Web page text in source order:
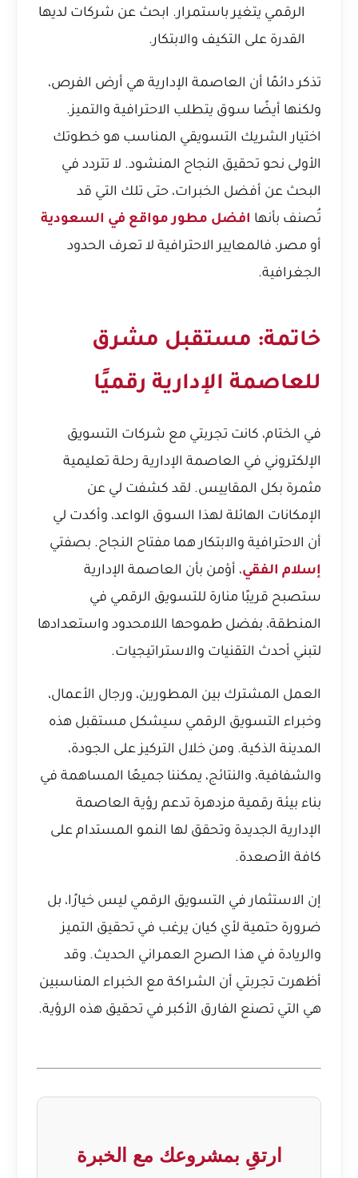
الرقمي يتغير باستمرار. ابحث عن شركات لديها
القدرة على التكيف والابتكار.
تذكر دائمًا أن العاصمة الإدارية هي أرض الفرص،
ولكنها أيضًا سوق يتطلب الاحترافية والتميز.
اختيار الشريك التسويقي المناسب هو خطوتك
الأولى نحو تحقيق النجاح المنشود. لا تتردد في
البحث عن أفضل الخبرات، حتى تلك التي قد
تُصنف بأنها افضل مطور مواقع في السعودية
أو مصر، فالمعايير الاحترافية لا تعرف الحدود
الجغرافية.
خاتمة: مستقبل مشرق
للعاصمة الإدارية رقميًا
في الختام، كانت تجربتي مع شركات التسويق
الإلكتروني في العاصمة الإدارية رحلة تعليمية
مثمرة بكل المقاييس. لقد كشفت لي عن
الإمكانات الهائلة لهذا السوق الواعد، وأكدت لي
أن الاحترافية والابتكار هما مفتاح النجاح. بصفتي
إسلام الفقي، أؤمن بأن العاصمة الإدارية
ستصبح قريبًا منارة للتسويق الرقمي في
المنطقة، بفضل طموحها اللامحدود واستعدادها
لتبني أحدث التقنيات والاستراتيجيات.
العمل المشترك بين المطورين، ورجال الأعمال،
وخبراء التسويق الرقمي سيشكل مستقبل هذه
المدينة الذكية. ومن خلال التركيز على الجودة،
والشفافية، والنتائج، يمكننا جميعًا المساهمة في
بناء بيئة رقمية مزدهرة تدعم رؤية العاصمة
الإدارية الجديدة وتحقق لها النمو المستدام على
كافة الأصعدة.
إن الاستثمار في التسويق الرقمي ليس خيارًا، بل
ضرورة حتمية لأي كيان يرغب في تحقيق التميز
والريادة في هذا الصرح العمراني الحديث. وقد
أظهرت تجربتي أن الشراكة مع الخبراء المناسبين
هي التي تصنع الفارق الأكبر في تحقيق هذه الرؤية.
ارتقِ بمشروعك مع الخبرة